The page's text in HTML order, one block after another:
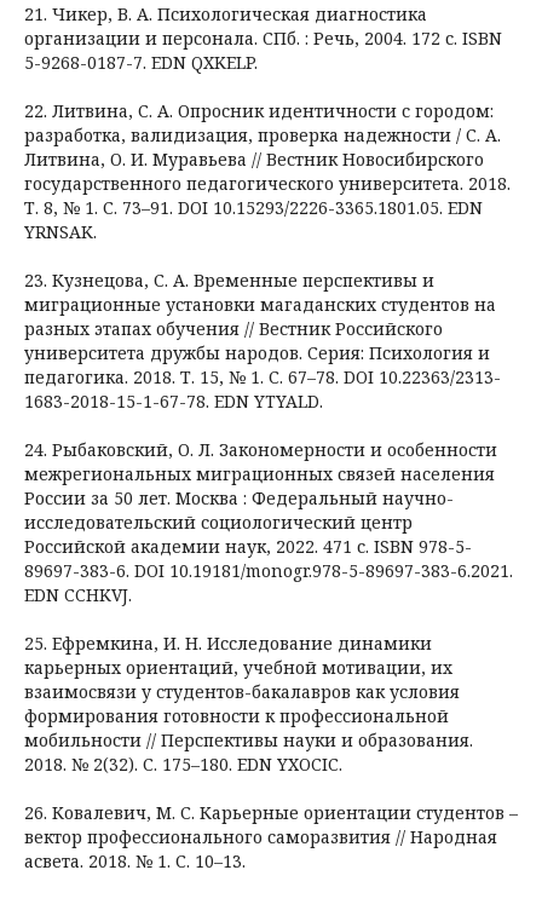
21. Чикер, В. А. Психологическая диагностика
организации и персонала. СПб. : Речь, 2004. 172 с. ISBN
5-9268-0187-7. EDN QXKELP.
22. Литвина, С. А. Опросник идентичности с городом:
разработка, валидизация, проверка надежности / С. А.
Литвина, О. И. Муравьева // Вестник Новосибирского
государственного педагогического университета. 2018.
Т. 8, № 1. С. 73–91. DOI 10.15293/2226-3365.1801.05. EDN
YRNSAK.
23. Кузнецова, С. А. Временные перспективы и
миграционные установки магаданских студентов на
разных этапах обучения // Вестник Российского
университета дружбы народов. Серия: Психология и
педагогика. 2018. Т. 15, № 1. С. 67–78. DOI 10.22363/2313-
1683-2018-15-1-67-78. EDN YTYALD.
24. Рыбаковский, О. Л. Закономерности и особенности
межрегиональных миграционных связей населения
России за 50 лет. Москва : Федеральный научно-
исследовательский социологический центр
Российской академии наук, 2022. 471 с. ISBN 978-5-
89697-383-6. DOI 10.19181/monogr.978-5-89697-383-6.2021.
EDN CCHKVJ.
25. Ефремкина, И. Н. Исследование динамики
карьерных ориентаций, учебной мотивации, их
взаимосвязи у студентов-бакалавров как условия
формирования готовности к профессиональной
мобильности // Перспективы науки и образования.
2018. № 2(32). С. 175–180. EDN YXOCIC.
26. Ковалевич, М. С. Карьерные ориентации студентов –
вектор профессионального саморазвития // Народная
асвета. 2018. № 1. С. 10–13.